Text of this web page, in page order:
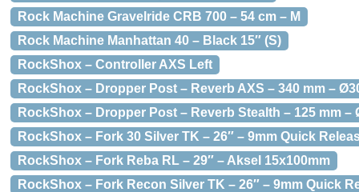
Rock Machine Gravelride CRB 700 – 54 cm – M
Rock Machine Manhattan 40 – Black 15″ (S)
RockShox – Controller AXS Left
RockShox – Dropper Post – Reverb AXS – 340 mm –
RockShox – Dropper Post – Reverb Stealth – 125 mm –
RockShox – Fork 30 Silver TK – 26″ – 9mm Quick
RockShox – Fork Reba RL – 29″ – Aksel 15x100mm
RockShox – Fork Recon Silver TK – 26″ – 9mm Quick